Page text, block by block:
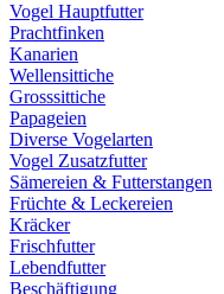
Vogel Hauptfutter
Prachtfinken
Kanarien
Wellensittiche
Grosssittiche
Papageien
Diverse Vogelarten
Vogel Zusatzfutter
Sämereien & Futterstangen
Früchte & Leckereien
Kräcker
Frischfutter
Lebendfutter
Beschäftigung